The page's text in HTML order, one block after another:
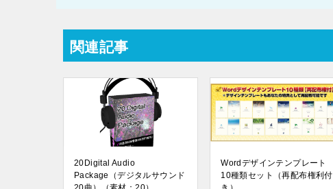
関連記事
20Digital Audio
Package（デジタルサウンド
Wordデザインテンプレート
10種類セット（再配布権利付